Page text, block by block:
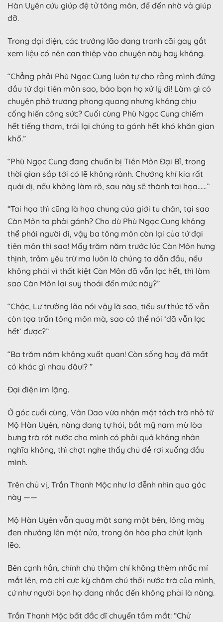
Hàn Uyên cứu giúp đệ tử tông môn, để đến nhờ vả giúp
đỡ.
Trong đại điện, các trưởng lão đang tranh cãi gay gắt
xem liệu có nên can thiệp vào chuyện này hay không.
“Chẳng phải Phù Ngọc Cung luôn tự cho rằng mình đứng
đầu tứ đại tiên môn sao, bảo bọn họ xử lý đi! Làm gì có
chuyện phô trương phong quang nhưng không chịu
cống hiến công sức? Cuối cùng Phù Ngọc Cung chiếm
hết tiếng thơm, trái lại chúng ta gánh hết khó khăn gian
khổ.”
“Phù Ngọc Cung đang chuẩn bị Tiên Môn Đại Bỉ, trong
thời gian sắp tới có lẽ không rảnh. Chướng khí kia rất
quái dị, nếu không làm rõ, sau này sẽ thành tai họa……”
“Tai họa thì cũng là họa chung của giới tu chân, tại sao
Càn Môn ta phải gánh? Cho dù Phù Ngọc Cung không
thể phái người đi, vậy ba tông môn còn lại của tứ đại
tiên môn thì sao! Mấy trăm năm trước lúc Càn Môn hưng
thịnh, trảm yêu trừ ma luôn là chúng ta dẫn đầu, nếu
không phải vì thất kiệt Càn Môn đã vẫn lạc hết, thì làm
sao Càn Môn lại suy thoái đến mức này?”
“Chậc, Lư trưởng lão nói vậy là sao, tiểu sư thúc tổ vẫn
còn tọa trấn tông môn mà, sao có thể nói ‘đã vẫn lạc
hết’ được?”
“Ba trăm năm không xuất quan! Còn sống hay đã mất
có khác gì nhau đâu!? ”
Đại điện im lặng.
Ở góc cuối cùng, Vân Dao vừa nhận một tách trà nhỏ từ
Mộ Hàn Uyên, nàng đang tự hỏi, bắt mỹ nam mù lòa
bưng trà rót nước cho mình có phải quá không nhân
nghĩa không, thì chợt nghe thấy chủ đề rơi xuống đầu
mình.
Trên chủ vị, Trần Thanh Mộc như lơ đễnh nhìn qua góc
này ——
Mộ Hàn Uyên vẫn quay mặt sang một bên, lông mày
đen nhướng lên một nửa, trong ôn hòa pha chút lạnh
lẽo.
Bên cạnh hắn, chính chủ thậm chí không thèm nhấc mí
mắt lên, mà chỉ cực kỳ chăm chú thổi nước trà của mình,
cứ như người bọn họ đang nhắc đến không phải là nàng.
Trần Thanh Mộc bất đắc dĩ chuyển tầm mắt: “Chử